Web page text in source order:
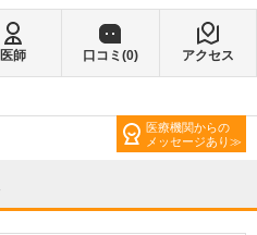
医師 口コミ(0) アクセス
医療機関からの
メッセージあり